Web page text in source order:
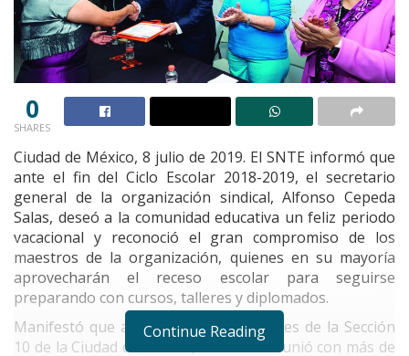
0
SHARES
Ciudad de México, 8 julio de 2019. El SNTE informó que
ante el fin del Ciclo Escolar 2018-2019, el secretario
general de la organización sindical, Alfonso Cepeda
Salas, deseó a la comunidad educativa un feliz periodo
vacacional y reconoció el gran compromiso de los
maestros de la organización, quienes en su mayoría
aprovecharán el receso escolar para seguirse
preparando con cursos, talleres y diplomados.
Manifestó que al visitar las instalaciones de la Sección
10 de la Ciudad de México, donde se reunió con más de
Continue Reading